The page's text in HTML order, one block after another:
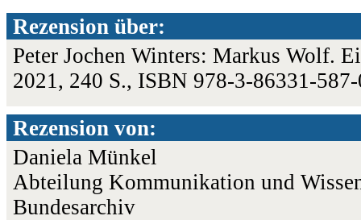
Rezension über:
Peter Jochen Winters: Markus Wolf.
2021, 240 S., ISBN 978-3-86331-
Rezension von:
Daniela Münkel
Abteilung Kommunikation und
Bundesarchiv